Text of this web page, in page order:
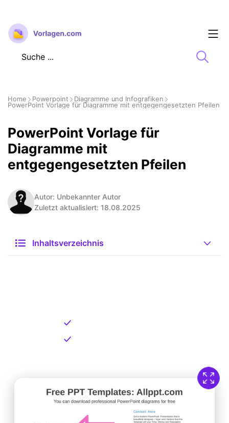
Zum
Inhalt
springen
Home Powerpoint
Diagramme und Infografiken
PowerPoint Vorlage für Diagramme mit entgegengesetzten Pfeilen
PowerPoint Vorlage für
Diagramme mit
entgegengesetzten Pfeilen
Autor: Unbekannter Autor
Zuletzt aktualisiert: 18.08.2025
Inhaltsverzeichnis